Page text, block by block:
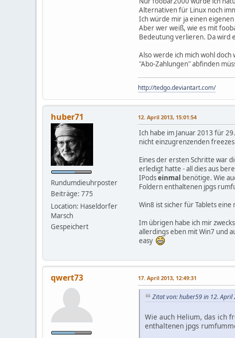
Alternativen für Linux noch
Ich würde mir ja einen
Aber wer weiß, wie es mit
Bedeutung verlieren. Da wird
Also werde ich mich wohl
"Abo-Zahlungen" abfinden
http://tedgo.deviantart.com/
huber71
Rundumdieuhrposter
Beiträge: 775
Location: Haseldorfer
Marsch
Gespeichert
12. April 2013, 15:01:54
Ich habe im Januar 2013 für
nicht einzugrenzenden
Eines der ersten Schritte war
erledigt hatte - all dies aus
IPodseinmal benötige. Wie
Foldern enthaltenen jpgs
Win8 ist sicher für Tablets
Im übrigen habe ich mir
allerdings eben mit Win7 und
easy
qwert73 17. April 2013, 12:49:31
Zitat von: huber59 in 12. April
Wie auch Helium, das ich
enthaltenen jpgs